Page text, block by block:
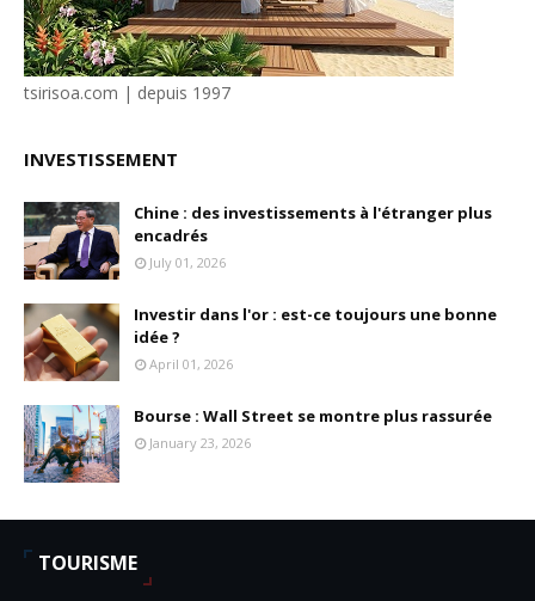
tsirisoa.com | depuis 1997
INVESTISSEMENT
Chine : des investissements à l'étranger plus
encadrés
July 01, 2026
Investir dans l'or : est-ce toujours une bonne
idée ?
April 01, 2026
Bourse : Wall Street se montre plus rassurée
January 23, 2026
TOURISME